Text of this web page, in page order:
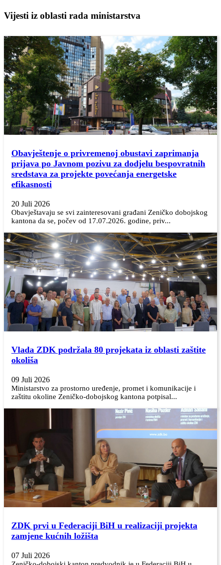
Vijesti iz oblasti rada ministarstva
Obavještenje o privremenoj obustavi zaprimanja
prijava po Javnom pozivu za dodjelu bespovratnih
sredstava za projekte povećanja energetske
efikasnosti
20 Juli 2026
Obavještavaju se svi zainteresovani građani Zeničko dobojskog
kantona da se, počev od 17.07.2026. godine, priv...
Vlada ZDK podržala 80 projekata iz oblasti zaštite
okoliša
09 Juli 2026
Ministarstvo za prostorno uređenje, promet i komunikacije i
zaštitu okoline Zeničko-dobojskog kantona potpisal...
ZDK prvi u Federaciji BiH u realizaciji projekta
zamjene kućnih ložišta
07 Juli 2026